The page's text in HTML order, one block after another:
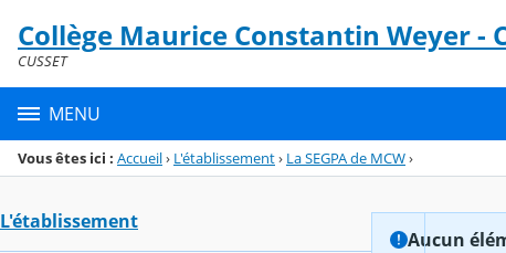
Menu de la rubrique
Contenu
Collège Maurice Constantin Weyer -
CUSSET
MENU
Vous êtes ici : Accueil› L'établissement› La SEGPA de MCW›
L'établissement
Aucun